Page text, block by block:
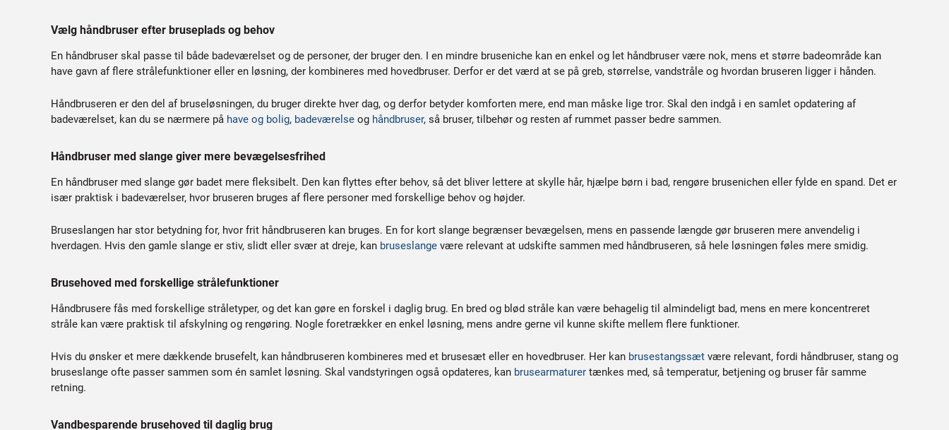
Vælg håndbruser efter bruseplads og behov
En håndbruser skal passe til både badeværelset og de personer, der bruger den. I en mindre bruseniche kan en enkel og let håndbruser være nok, mens et større badeområde kan
have gavn af flere strålefunktioner eller en løsning, der kombineres med hovedbruser. Derfor er det værd at se på greb, størrelse, vandstråle og hvordan bruseren ligger i hånden.
Håndbruseren er den del af bruseløsningen, du bruger direkte hver dag, og derfor betyder komforten mere, end man måske lige tror. Skal den indgå i en samlet opdatering af
badeværelset, kan du se nærmere på have og bolig, badeværelse og håndbruser, så bruser, tilbehør og resten af rummet passer bedre sammen.
Håndbruser med slange giver mere bevægelsesfrihed
En håndbruser med slange gør badet mere fleksibelt. Den kan flyttes efter behov, så det bliver lettere at skylle hår, hjælpe børn i bad, rengøre brusenichen eller fylde en spand. Det er
især praktisk i badeværelser, hvor bruseren bruges af flere personer med forskellige behov og højder.
Bruseslangen har stor betydning for, hvor frit håndbruseren kan bruges. En for kort slange begrænser bevægelsen, mens en passende længde gør bruseren mere anvendelig i
hverdagen. Hvis den gamle slange er stiv, slidt eller svær at dreje, kan bruseslange være relevant at udskifte sammen med håndbruseren, så hele løsningen føles mere smidig.
Brusehoved med forskellige strålefunktioner
Håndbrusere fås med forskellige stråletyper, og det kan gøre en forskel i daglig brug. En bred og blød stråle kan være behagelig til almindeligt bad, mens en mere koncentreret
stråle kan være praktisk til afskylning og rengøring. Nogle foretrækker en enkel løsning, mens andre gerne vil kunne skifte mellem flere funktioner.
Hvis du ønsker et mere dækkende brusefelt, kan håndbruseren kombineres med et brusesæt eller en hovedbruser. Her kan brusestangssæt være relevant, fordi håndbruser, stang og
bruseslange ofte passer sammen som én samlet løsning. Skal vandstyringen også opdateres, kan brusearmaturer tænkes med, så temperatur, betjening og bruser får samme
retning.
Vandbesparende brusehoved til daglig brug